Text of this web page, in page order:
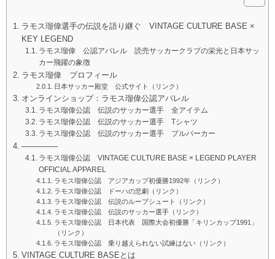
ラモス瑠偉選手の伝説を語り継ぐ VINTAGE CULTURE BASE ×
KEY LEGEND
ラモス瑠偉 公認アパレル 読売サッカークラブの栄光と日本サッ
カー飛躍の象徴
ラモス瑠偉 プロフィール
日本サッカー殿堂 公式サイト（リンク）
オンラインショップ：ラモス瑠偉公認アパレル
ラモス瑠偉公認 伝説のサッカー選手 全アイテム
ラモス瑠偉公認 伝説のサッカー選手 Tシャツ
ラモス瑠偉公認 伝説のサッカー選手 プルパーカー
————–
ラモス瑠偉公認 VINTAGE CULTURE BASE × LEGEND PLAYER
OFFICIAL APPAREL
ラモス瑠偉公認 アジアカップ初優勝1992年（リンク）
ラモス瑠偉公認 ドーハの悲劇（リンク）
ラモス瑠偉公認 伝説のループシュート（リンク）
ラモス瑠偉公認 伝説のサッカー選手（リンク）
ラモス瑠偉公認 日本代表 国際大会初優勝「キリンカップ1991」
（リンク）
ラモス瑠偉公認 乗り越えられない試練はない（リンク）
VINTAGE CULTURE BASEとは